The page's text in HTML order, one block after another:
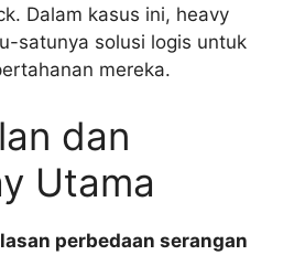
Dalam kasus ini, heavy
satunya solusi logis untuk
mereka.
dan
Utama
perbedaan serangan